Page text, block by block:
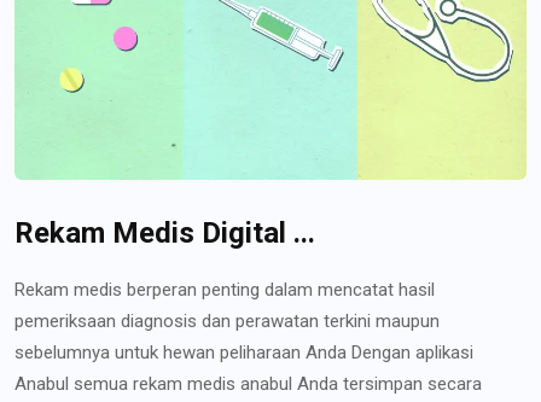
Rekam Medis Digital ...
Rekam medis berperan penting dalam mencatat hasil
pemeriksaan diagnosis dan perawatan terkini maupun
sebelumnya untuk hewan peliharaan Anda Dengan aplikasi
Anabul semua rekam medis anabul Anda tersimpan secara